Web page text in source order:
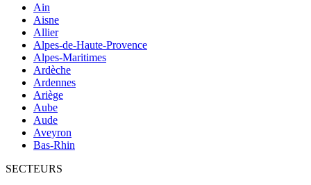
Ain
Aisne
Allier
Alpes-de-Haute-Provence
Alpes-Maritimes
Ardèche
Ardennes
Ariège
Aube
Aude
Aveyron
Bas-Rhin
SECTEURS